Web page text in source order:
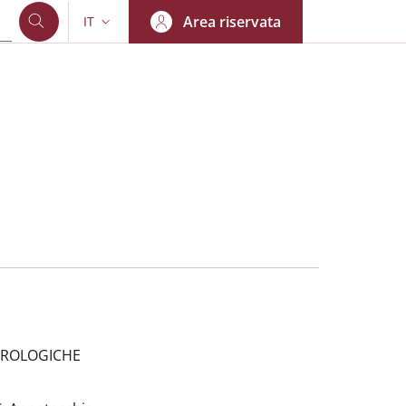
SELETTORE LINGUA: CURRENT LANGUAGE
IT Area riservata